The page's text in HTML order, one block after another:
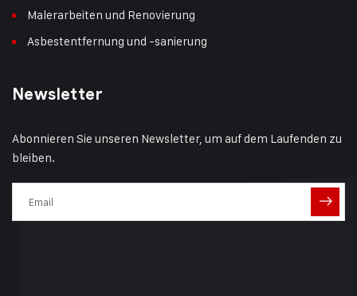
Malerarbeiten und Renovierung
Asbestentfernung und -sanierung
Newsletter
Abonnieren Sie unseren Newsletter, um auf dem Laufenden zu
bleiben.